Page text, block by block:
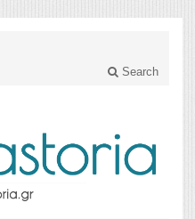
Search